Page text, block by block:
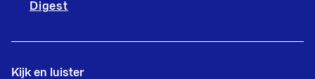
Digest
Kijk en luister